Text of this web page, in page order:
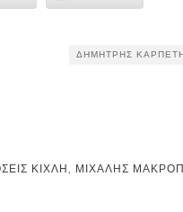
ΔΗΜΉΤΡΗΣ
ΚΊΧΛΗ, ΜΙΧΆΛΗΣ